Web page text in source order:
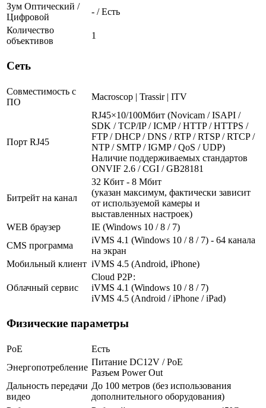
Зум Оптический /
Цифровой
- / Есть
Количество
объективов
1
Сеть
Совместимость с
ПО
Macroscop | Trassir | ITV
Порт RJ45
RJ45×10/100Мбит (Novicam / ISAPI /
SDK / TCP/IP / ICMP / HTTP / HTTPS /
FTP / DHCP / DNS / RTP / RTSP / RTCP /
NTP / SMTP / IGMP / QoS / UDP)
Наличие поддерживаемых стандартов
ONVIF 2.6 / CGI / GB28181
Битрейт на канал
32 Кбит - 8 Мбит
(указан максимум, фактически зависит
от используемой камеры и
выставленных настроек)
WEB браузер
IE (Windows 10 / 8 / 7)
CMS программа
iVMS 4.1 (Windows 10 / 8 / 7) - 64 канала
на экран
Мобильный клиент iVMS 4.5 (Android, iPhone)
Облачный сервис
Cloud Р2Р:
iVMS 4.1 (Windows 10 / 8 / 7)
iVMS 4.5 (Android / iPhone / iPad)
Физические параметры
PoE
Есть
Энергопотребление
Питание DC12V / PoE
Разъем Power Out
Дальность передачи
видео
До 100 метров (без использования
дополнительного оборудования)